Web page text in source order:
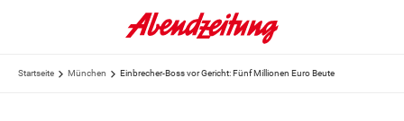
Startseite München Einbrecher-Boss vor Gericht: Fünf Millionen Euro Beute